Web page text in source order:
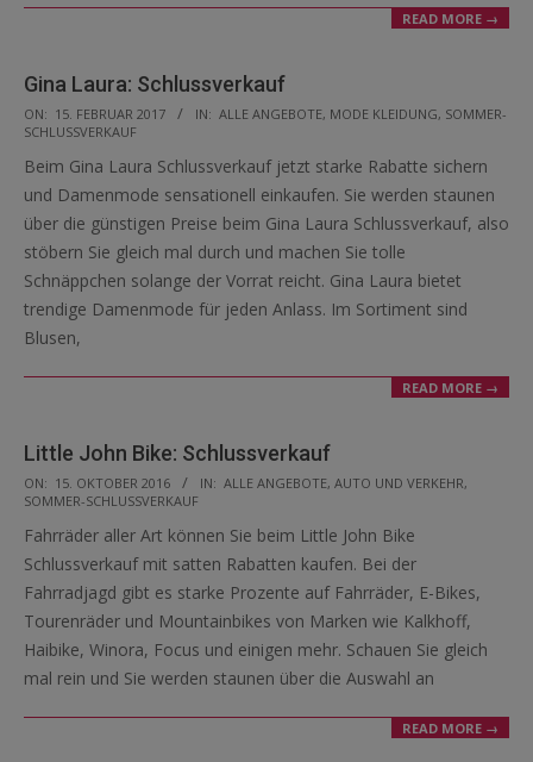
READ MORE →
Gina Laura: Schlussverkauf
2017-
02-
15
ON: 15. FEBRUAR 2017 IN: ALLE ANGEBOTE, MODE KLEIDUNG, SOMMER-
SCHLUSSVERKAUF
Beim Gina Laura Schlussverkauf jetzt starke Rabatte sichern
und Damenmode sensationell einkaufen. Sie werden staunen
über die günstigen Preise beim Gina Laura Schlussverkauf, also
stöbern Sie gleich mal durch und machen Sie tolle
Schnäppchen solange der Vorrat reicht. Gina Laura bietet
trendige Damenmode für jeden Anlass. Im Sortiment sind
Blusen,
READ MORE →
Little John Bike: Schlussverkauf
2016-
10-
15
ON: 15. OKTOBER 2016 IN: ALLE ANGEBOTE, AUTO UND VERKEHR,
SOMMER-SCHLUSSVERKAUF
Fahrräder aller Art können Sie beim Little John Bike
Schlussverkauf mit satten Rabatten kaufen. Bei der
Fahrradjagd gibt es starke Prozente auf Fahrräder, E-Bikes,
Tourenräder und Mountainbikes von Marken wie Kalkhoff,
Haibike, Winora, Focus und einigen mehr. Schauen Sie gleich
mal rein und Sie werden staunen über die Auswahl an
READ MORE →